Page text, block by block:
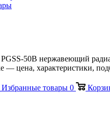
50B нержавеющий
— цена, характеристики,
Избранные товары 0